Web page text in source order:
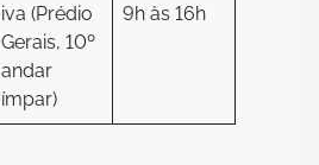
iva (Prédio
Gerais, 10º
andar
ímpar)
9h às 16h